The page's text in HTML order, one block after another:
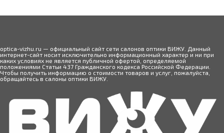
optica-vizhu.ru — официальный сайт сети салонов оптики ВИЖУ. Данный
интернет-сайт носит исключительно информационный характер и ни при
каких условиях не является публичной офертой, определяемой
положениями Статьи 437 Гражданского кодекса Российской Федерации.
Чтобы получить информацию о стоимости товаров и услуг, пожалуйста,
обращайтесь в салоны оптики ВИЖУ.